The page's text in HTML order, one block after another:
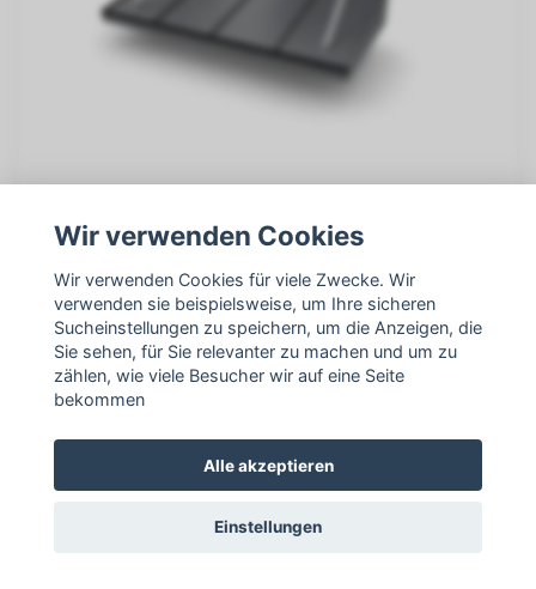
1.654,26 €
Wir verwenden Cookies
Wir verwenden Cookies für viele Zwecke. Wir
verwenden sie beispielsweise, um Ihre sicheren
Sucheinstellungen zu speichern, um die Anzeigen, die
Sie sehen, für Sie relevanter zu machen und um zu
zählen, wie viele Besucher wir auf eine Seite
bekommen
Alle akzeptieren
Einstellungen